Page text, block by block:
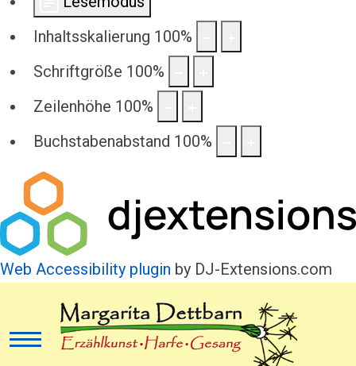
Inhaltsskalierung 100%
Schriftgröße 100%
Zeilenhöhe 100%
Buchstabenabstand 100%
Web Accessibility plugin by DJ-Extensions.com
Mobile Menu Toggle